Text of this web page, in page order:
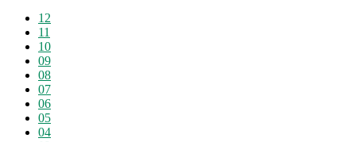
12
11
10
09
08
07
06
05
04